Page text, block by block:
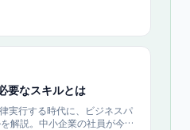
順位を50社以上の研修データ
要なスキルとは
実行する時代に、ビジネスパ
解説。中小企業の社員が今か